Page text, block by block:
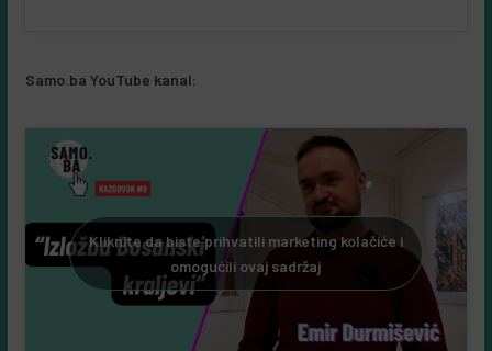
Samo.ba YouTube kanal:
Kliknite da biste prihvatili marketing kolačiće i
omogućili ovaj sadržaj